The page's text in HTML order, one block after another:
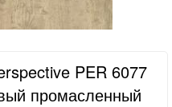
PER 6077
промасленный